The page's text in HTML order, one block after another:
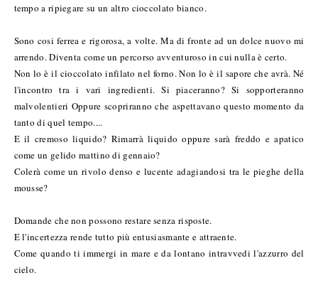
tempo a ripiegare su un altro cioccolato bianco.
Sono cosi ferrea e rigorosa, a volte. Ma di fronte ad un dolce nuovo mi
arrendo. Diventa come un percorso avventuroso in cui nulla è certo.
Non lo è il cioccolato infilato nel forno. Non lo è il sapore che avrà. Né
l'incontro tra i vari ingredienti. Si piaceranno? Si sopporteranno
malvolentieri Oppure scopriranno che aspettavano questo momento da
tanto di quel tempo....
E il cremoso liquido? Rimarrà liquido oppure sarà freddo e apatico
come un gelido mattino di gennaio?
Colerà come un rivolo denso e lucente adagiandosi tra le pieghe della
mousse?
Domande che non possono restare senza risposte.
E l'incertezza rende tutto più entusiasmante e attraente.
Come quando ti immergi in mare e da lontano intravvedi l'azzurro del
cielo.